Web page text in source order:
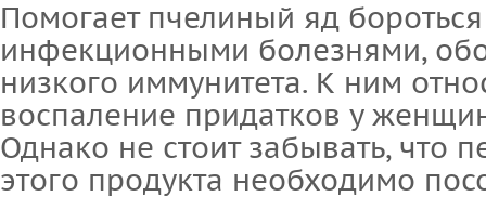
Помогает пчелиный яд
инфекционными болезнями,
низкого иммунитета. К ним
воспаление придатков у
Однако не стоит забывать, что
этого продукта необходимо